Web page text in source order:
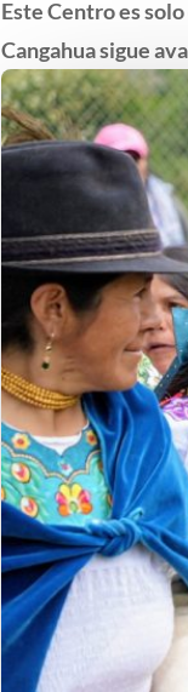
Este Centro es
Cangahua sigue